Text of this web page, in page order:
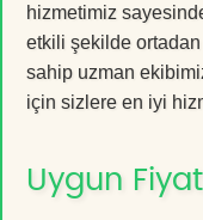
hizmetimiz
etkili şekilde ortadan
sahip uzman
için sizlere en iyi
Uygun